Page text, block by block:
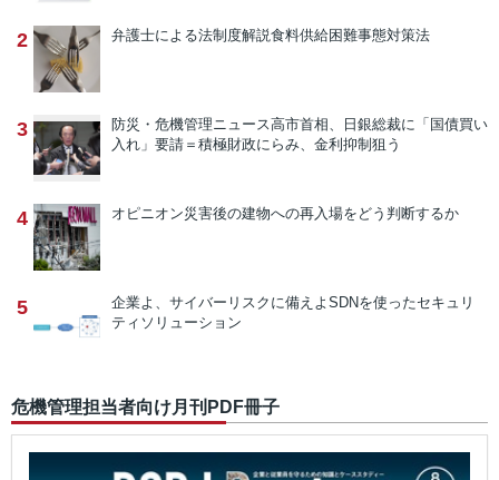
2 弁護士による法制度解説食料供給困難事態対策法
3 防災・危機管理ニュース高市首相、日銀総裁に「国債買い
入れ」要請＝積極財政にらみ、金利抑制狙う
4 オピニオン災害後の建物への再入場をどう判断するか
5 企業よ、サイバーリスクに備えよ SDNを使ったセキュリ
ティソリューション
危機管理担当者向け月刊PDF冊子